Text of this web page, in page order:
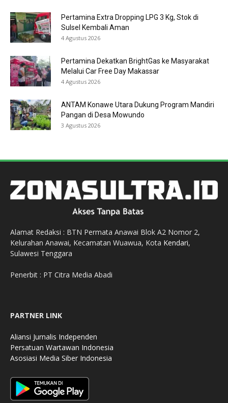
Pertamina Extra Dropping LPG 3 Kg, Stok di
Sulsel Kembali Aman
4 Agustus 2026
Pertamina Dekatkan BrightGas ke Masyarakat
Melalui Car Free Day Makassar
4 Agustus 2026
ANTAM Konawe Utara Dukung Program Mandiri
Pangan di Desa Mowundo
3 Agustus 2026
Alamat Redaksi : BTN Permata Anawai Blok A2 Nomor 2,
Kelurahan Anawai, Kecamatan Wuawua, Kota Kendari,
Sulawesi Tenggara
Penerbit : PT Citra Media Abadi
PARTNER LINK
Aliansi Jurnalis Independen
Persatuan Wartawan Indonesia
Asosiasi Media Siber Indonesia